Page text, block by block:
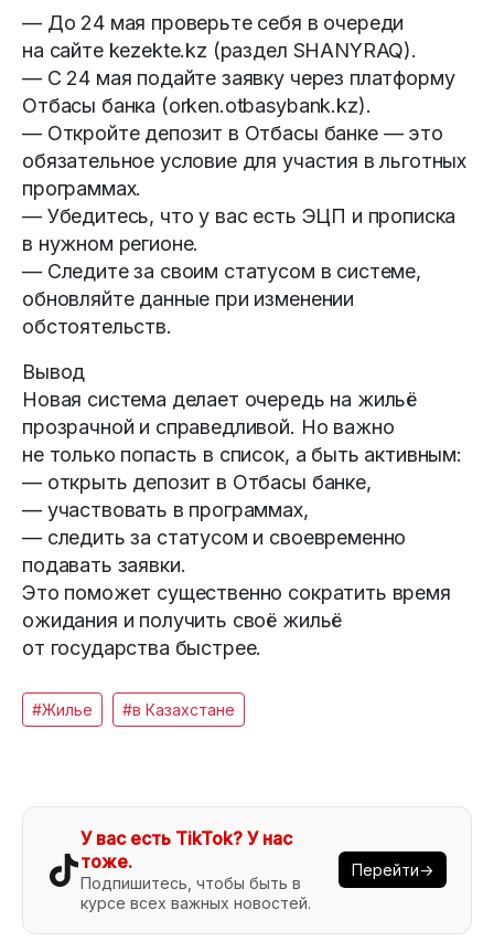
— До 24 мая проверьте себя в очереди
на сайте kezekte.kz (раздел SHANYRAQ).
— С 24 мая подайте заявку через платформу
Отбасы банка (orken.otbasybank.kz).
— Откройте депозит в Отбасы банке — это
обязательное условие для участия в льготных
программах.
— Убедитесь, что у вас есть ЭЦП и прописка
в нужном регионе.
— Следите за своим статусом в системе,
обновляйте данные при изменении
обстоятельств.
Вывод
Новая система делает очередь на жильё
прозрачной и справедливой. Но важно
не только попасть в список, а быть активным:
— открыть депозит в Отбасы банке,
— участвовать в программах,
— следить за статусом и своевременно
подавать заявки.
Это поможет существенно сократить время
ожидания и получить своё жильё
от государства быстрее.
#Жилье #в Казахстане
У вас есть TikTok? У нас
тоже.
Подпишитесь, чтобы быть в
курсе всех важных новостей.
Перейти→